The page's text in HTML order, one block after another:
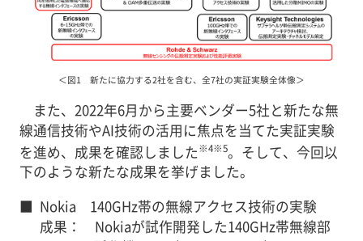
＜図1 新たに協力する2社を含む、全7社の実証実験全体像＞
また、2022年6月から主要ベンダー5社と新たな無
線通信技術やAI技術の活用に焦点を当てた実証実験
を進め、成果を確認しました※4※5。そして、今回以
下のような新たな成果を挙げました。
■ Nokia 140GHz帯の無線アクセス技術の実験
成果： Nokiaが試作開発した140GHz帯無線部